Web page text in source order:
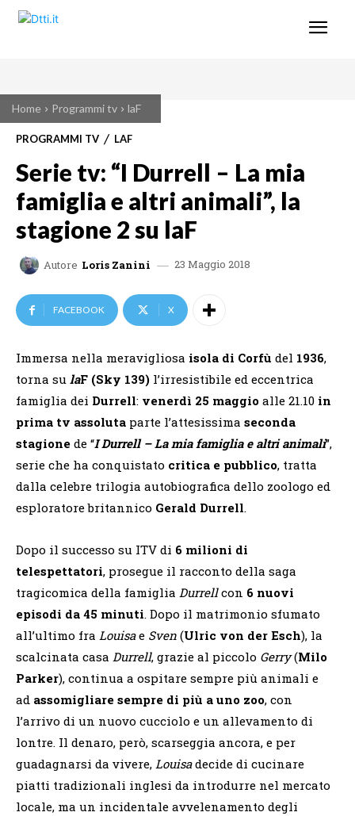
Home Programmi tv laF
PROGRAMMI TV LAF
Serie tv: “I Durrell – La mia
famiglia e altri animali”, la
stagione 2 su laF
Autore Loris Zanini 23 Maggio 2018
FACEBOOK X
Immersa nella meravigliosa isola di Corfù del 1936,
torna su laF (Sky 139) l’irresistibile ed eccentrica
famiglia dei Durrell: venerdì 25 maggio alle 21.10 in
prima tv assoluta parte l’attesissima seconda
stagione de “I Durrell – La mia famiglia e altri animali”,
serie che ha conquistato critica e pubblico, tratta
dalla celebre trilogia autobiografica dello zoologo ed
esploratore britannico Gerald Durrell.
Dopo il successo su ITV di 6 milioni di
telespettatori, prosegue il racconto della saga
tragicomica della famiglia Durrellcon 6 nuovi
episodi da 45 minuti. Dopo il matrimonio sfumato
all’ultimo fra Louisae Sven (Ulric von der Esch), la
scalcinata casa Durrell, grazie al piccolo Gerry(Milo
Parker), continua a ospitare sempre più animali e
ad assomigliare sempre di più a uno zoo, con
l’arrivo di un nuovo cucciolo e un allevamento di
lontre. Il denaro, però, scarseggia ancora, e per
guadagnarsi da vivere, Louisadecide di cucinare
piatti tradizionali inglesi da introdurre nel mercato
locale, ma un incidentale avvelenamento degli